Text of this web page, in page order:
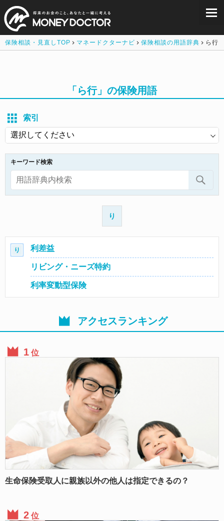
保険相談・見直しTOP マネードクターナビ 保険相談の用語辞典 ら行
「ら行」の保険用語
索引
キーワード検索
り
り 利差益
リビング・ニーズ特約
利率変動型保険
アクセスランキング
位
生命保険受取人に親族以外の他人は指定できるの？
位